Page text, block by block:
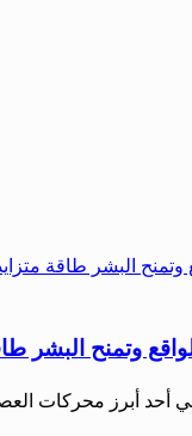
وتمنح البشر
أحد أبرز محركات